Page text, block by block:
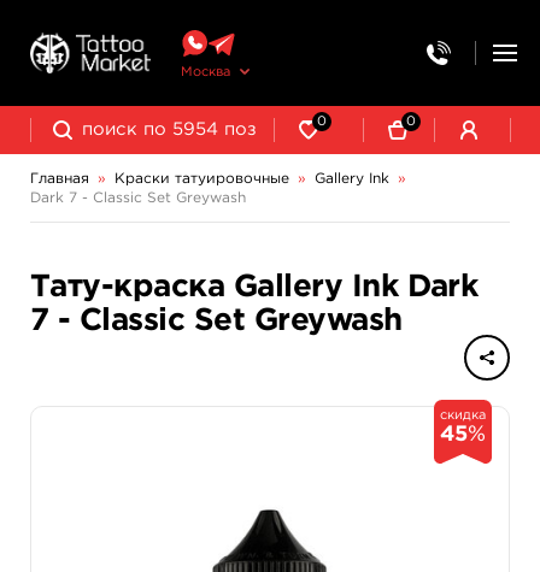
Москва
0 0
Главная » Краски татуировочные » Gallery Ink
»
Dark 7 - Classic Set Greywash
Тату-краска Gallery Ink Dark
7 - Classic Set Greywash
скидка
45%